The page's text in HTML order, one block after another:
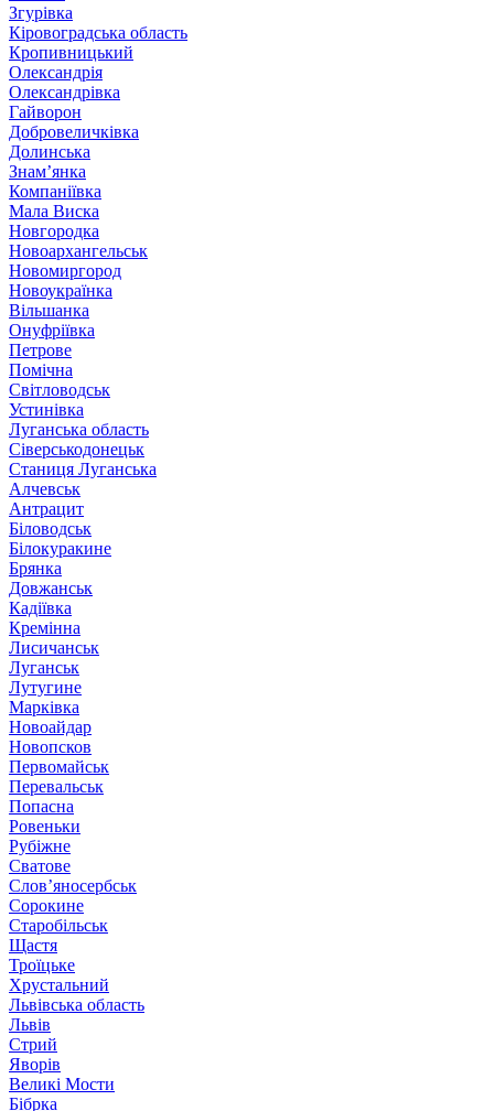
Згурівка
Кіровоградська область
Кропивницький
Олександрія
Олександрівка
Гайворон
Добровеличківка
Долинська
Знам’янка
Компаніївка
Мала Виска
Новгородка
Новоархангельськ
Новомиргород
Новоукраїнка
Вільшанка
Онуфріївка
Петрове
Помічна
Світловодськ
Устинівка
Луганська область
Сіверськодонецьк
Станиця Луганська
Алчевськ
Антрацит
Біловодськ
Білокуракине
Брянка
Довжанськ
Кадіївка
Кремінна
Лисичанськ
Луганськ
Лутугине
Марківка
Новоайдар
Новопсков
Первомайськ
Перевальськ
Попасна
Ровеньки
Рубіжне
Сватове
Слов’яносербськ
Сорокине
Старобільськ
Щастя
Троїцьке
Хрустальний
Львівська область
Львів
Стрий
Яворів
Великі Мости
Бібрка